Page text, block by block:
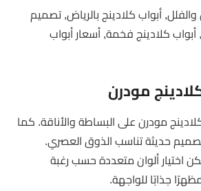
والفلل, أبواب كلادينج بالرياض, تصميم
كلادينج فخمة, أسعار أبواب
مودرن
مودرن على البساطة والأناقة. كما
حديثة تناسب الذوق العصري.
اختيار ألوان متعددة حسب رغبة
جذابًا للواجهة.